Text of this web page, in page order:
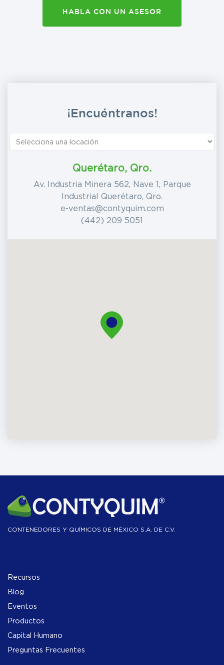
HABLA CON UN ASESOR
¡Encuéntranos!
Querétaro, Qro.
Av. Industria Minera 562, Nave 1, Parque
Industrial Querétaro, Qro.
e-ventas@contyquim.com
(442) 209 5051
CONTENEDORES Y QUÍMICOS DE MÉXICO S.A. DE C.V.
Recursos
Blog
Eventos
Productos
Capital Humano
Preguntas Frecuentes